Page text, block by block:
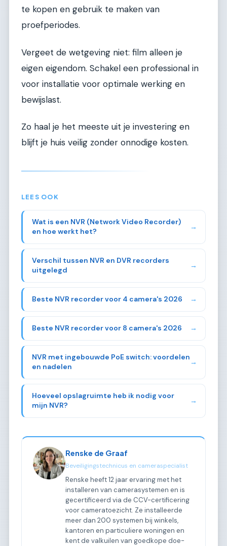
te kopen en gebruik te maken van
proefperiodes.
Vergeet de wetgeving niet: film alleen je
eigen eigendom. Schakel een professional in
voor installatie voor optimale werking en
bewijslast.
Zo haal je het meeste uit je investering en
blijft je huis veilig zonder onnodige kosten.
LEES OOK
Wat is een NVR (Network Video Recorder)
en hoe werkt het?
→
Verschil tussen NVR en DVR recorders
uitgelegd
→
Beste NVR recorder voor 4 camera's 2026 →
Beste NVR recorder voor 8 camera's 2026 →
NVR met ingebouwde PoE switch: voordelen
en nadelen
→
Hoeveel opslagruimte heb ik nodig voor
mijn NVR?
→
Renske de Graaf
Beveiligingstechnicus en cameraspecialist
Renske heeft 12 jaar ervaring met het
installeren van camerasystemen en is
gecertificeerd via de CCV-certificering
voor cameratoezicht. Ze installeerde
meer dan 200 systemen bij winkels,
kantoren en particuliere woningen en
kent de valkuilen van goedkope doe-